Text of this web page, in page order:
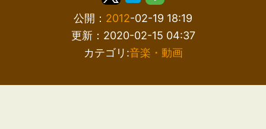
公開： 2012-02-19 18:19
更新：2020-02-15 04:37
カテゴリ:音楽・動画